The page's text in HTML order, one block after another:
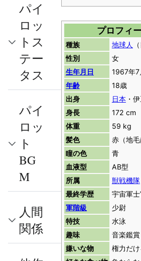
プロフィ
種族 地球人
性別
女
生年月日
1967年7
年齢
18歳
出身
日本 ・
身長
172 cm
体重
59 kg
髪色
赤（地毛
瞳の色
青
血液型
AB型
所属
獣戦機隊
最終学歴
宇宙軍
軍階級
少尉
特技
水泳
趣味
音楽鑑賞
嫌いな物
権力だ
パイ
ロッ
トス
テー
タス
パイ
ロッ
ト
BG
M
人間
関係